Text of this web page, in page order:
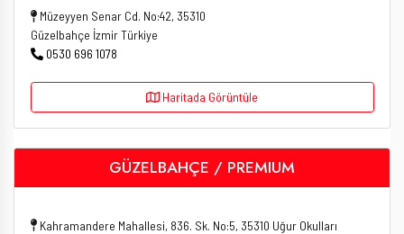
Müzeyyen Senar Cd. No:42, 35310
Güzelbahçe İzmir Türkiye
0530 696 1078
Haritada Görüntüle
GÜZELBAHÇE / PREMIUM
Kahramandere Mahallesi, 836. Sk. No:5, 35310 Uğur Okulları